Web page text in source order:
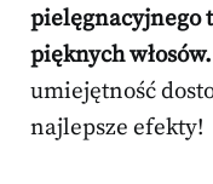
pielęgnacyjnego
pięknych włosów.
umiejętność
najlepsze efekty!